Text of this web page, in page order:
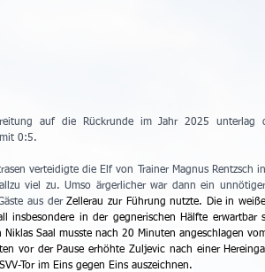
auf die Rückrunde im Jahr 2025 unterlag
0:5.
verteidigte die Elf von Trainer Magnus Rentzsch
viel zu. Umso ärgerlicher war dann ein
aus der Zellerau zur Führung nutzte. Die in
in der gegnerischen Hälfte erwartbar
Niklas Saal musste nach 20 Minuten angeschlagen
vor der Pause erhöhte Zuljevic nach einer
Tor im Eins gegen Eins auszeichnen.